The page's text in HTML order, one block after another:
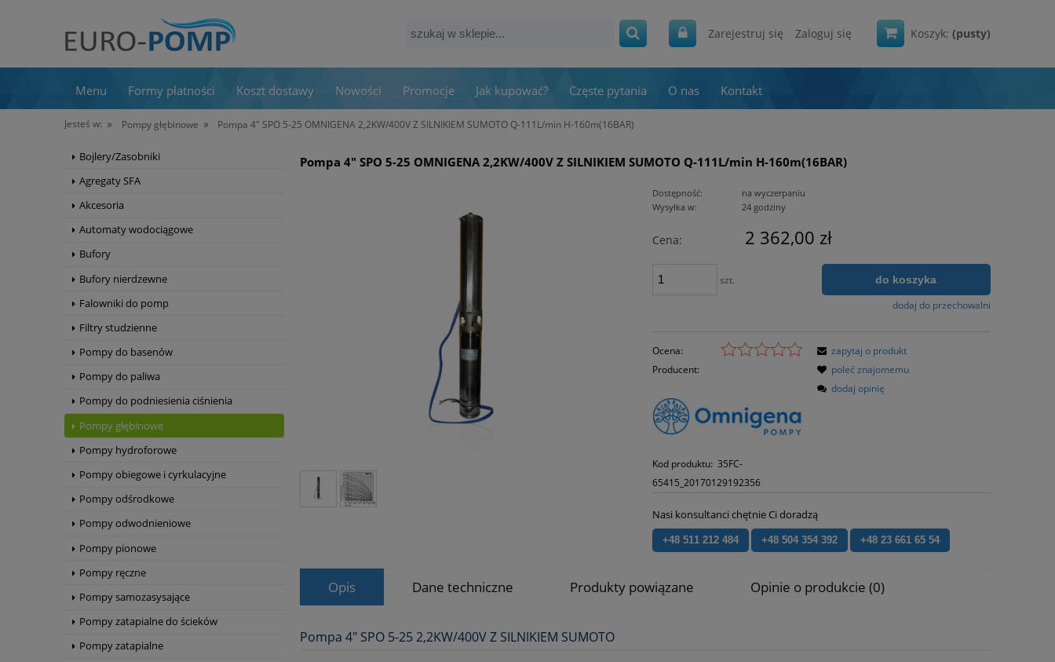
Koszyk: (pusty)
Zarejestruj się Zaloguj się
Menu Formy płatności Koszt dostawy Nowości Promocje Jak kupować? Częste pytania O nas Kontakt
Jesteś w: » Pompy głębinowe » Pompa 4" SPO 5-25 OMNIGENA 2,2KW/400V Z SILNIKIEM SUMOTO Q-111L/min H-160m(16BAR)
Bojlery/Zasobniki
Agregaty SFA
Akcesoria
Automaty wodociągowe
Bufory
Bufory nierdzewne
Falowniki do pomp
Filtry studzienne
Pompy do basenów
Pompy do paliwa
Pompy do podniesienia ciśnienia
Pompy głębinowe
Pompy hydroforowe
Pompy obiegowe i cyrkulacyjne
Pompy odśrodkowe
Pompy odwodnieniowe
Pompy pionowe
Pompy ręczne
Pompy samozasysające
Pompy zatapialne do ścieków
Pompy zatapialne
Pompa 4" SPO 5-25 OMNIGENA 2,2KW/400V Z SILNIKIEM SUMOTO Q-111L/min H-160m(16BAR)
Dostępność:
na wyczerpaniu
Wysyłka w:
24 godziny
Cena: 2 362,00 zł
szt. do koszyka
dodaj do przechowalni
Ocena:
Producent:
Kod produktu: 35FC-
65415_20170129192356
zapytaj o produkt
poleć znajomemu
dodaj opinię
Nasi konsultanci chętnie Ci doradzą
+48 511 212 484 +48 504 354 392 +48 23 661 65 54
Opis Dane techniczne Produkty powiązane Opinie o produkcie (0)
Pompa 4" SPO 5-25 2,2KW/400V Z SILNIKIEM SUMOTO